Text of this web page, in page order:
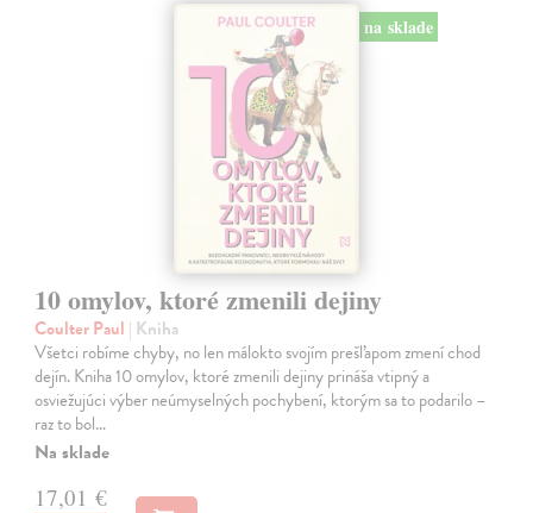
na sklade
10 omylov, ktoré zmenili dejiny
Coulter Paul | Kniha
Všetci robíme chyby, no len málokto svojím prešľapom zmení chod
dejín. Kniha 10 omylov, ktoré zmenili dejiny prináša vtipný a
osviežujúci výber neúmyselných pochybení, ktorým sa to podarilo –
raz to bol…
Na sklade
17,01 €